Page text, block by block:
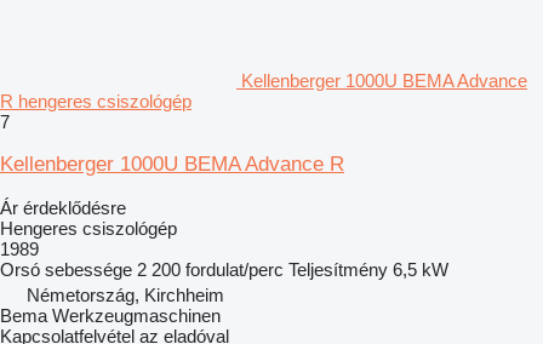
Kellenberger 1000U BEMA Advance
R hengeres csiszológép
7
Kellenberger 1000U BEMA Advance R
Ár érdeklődésre
Hengeres csiszológép
1989
Orsó sebessége 2 200 fordulat/perc Teljesítmény 6,5 kW
Németország, Kirchheim
Bema Werkzeugmaschinen
Kapcsolatfelvétel az eladóval